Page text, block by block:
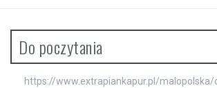
Do poczytania
https://www.extrapiankapur.pl/malopolska/